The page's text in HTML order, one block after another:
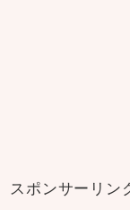
スポンサーリン